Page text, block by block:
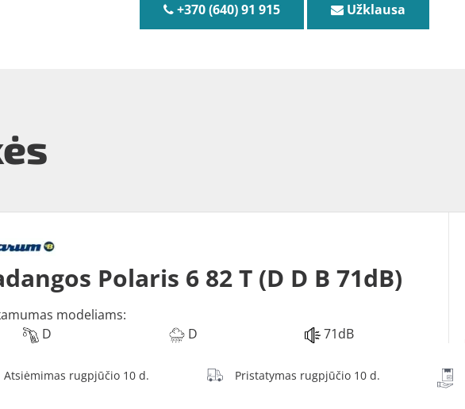
+370 (640) 91 915 Užklausa
Polaris 6 82 T (D D B 71dB)
modeliams:
D
D 71dB
Atsiėmimas rugpjūčio 10 d. Pristatymas rugpjūčio 10 d.